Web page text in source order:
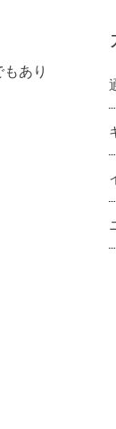
あり